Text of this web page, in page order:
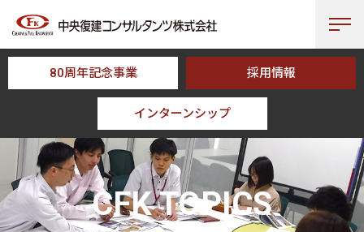
80周年記念事業 採用情報
インターンシップ
CFK TOPICS